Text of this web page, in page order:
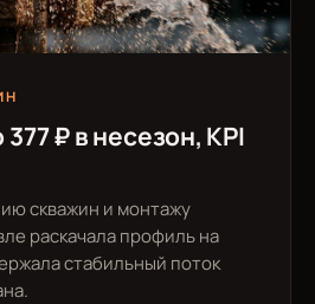
₽ в несезон, KPI
скважин и монтажу
раскачала профиль на
стабильный поток